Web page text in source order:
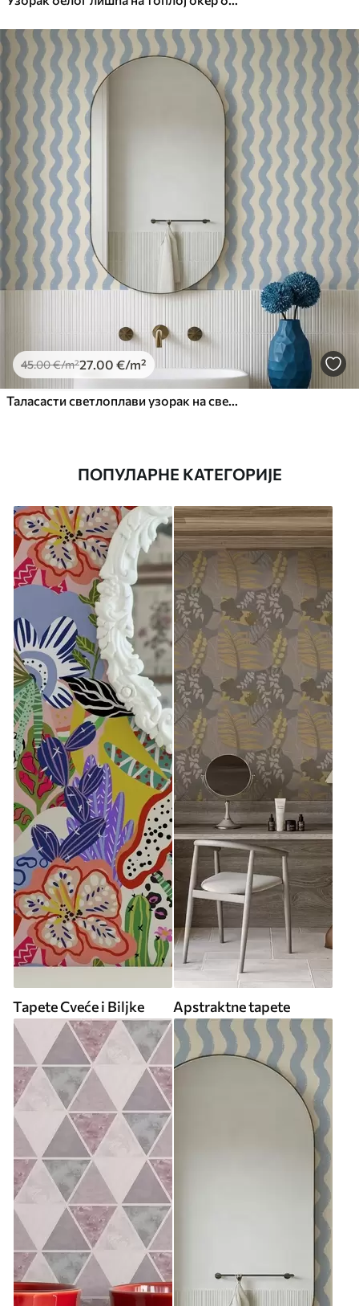
45.00€/m²27.00 €/m²
Таласасти светлоплави узорак на светлој позадини
ПОПУЛАРНЕ КАТЕГОРИЈЕ
Tapete Cveće i Biljke Apstraktne tapete